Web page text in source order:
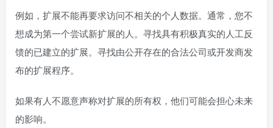
例如，扩展不能再要求访问不相关的个​​人数据。通常，您不
想成为第一个尝试新扩展的人。寻找具有积极真实的人工反
馈的已建立的扩展。寻找由公开存在的合法公司或开发商发
布的扩展程序。
如果有人不愿意声称对扩展的所有权，他们可能会担心未来
的影响。